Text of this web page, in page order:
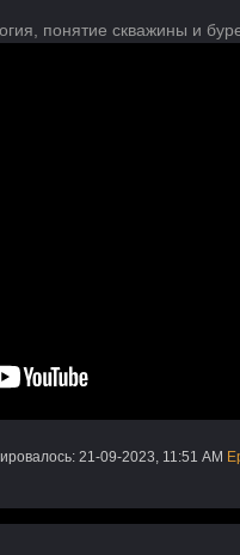
понятие скважины и
21-09-2023, 11:51 AM